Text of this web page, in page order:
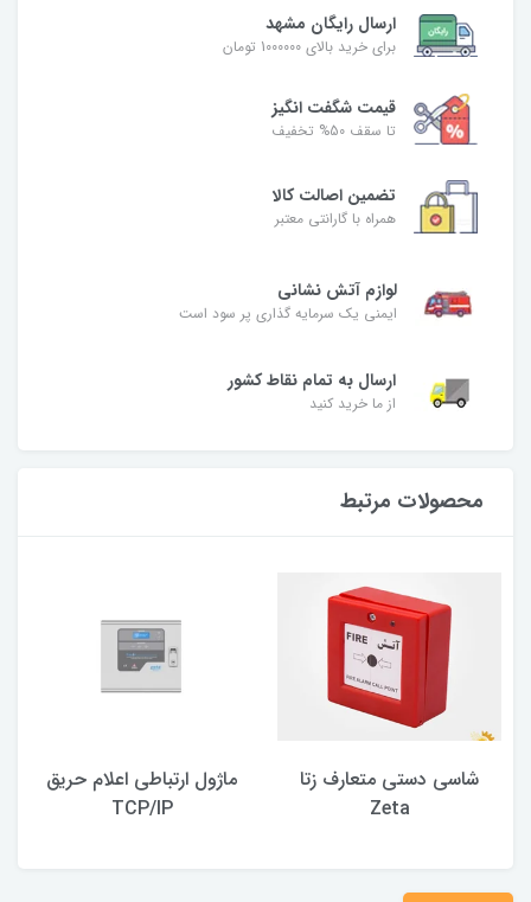
ارسال رایگان مشهد
برای خرید بالای 1000000 تومان
قیمت شگفت‌ انگیز
تا سقف 50% تخفیف
تضمین اصالت کالا
همراه با گارانتی معتبر
لوازم آتش نشانی
ایمنی یک سرمایه گذاری پر سود است
ارسال به تمام نقاط کشور
از ما خرید کنید
محصولات مرتبط
شاسی دستی متعارف زتا
Zeta
ماژول ارتباطی اعلام حریق
TCP/IP